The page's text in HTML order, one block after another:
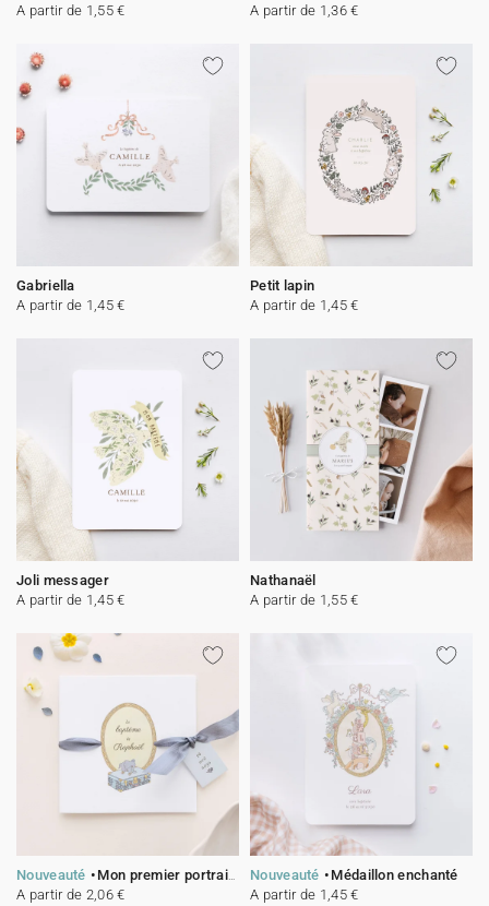
A partir de 1,55 €
A partir de 1,36 €
Gabriella
A partir de 1,45 €
Petit lapin
A partir de 1,45 €
Joli messager
A partir de 1,45 €
Nathanaël
A partir de 1,55 €
Nouveauté
Mon premier portrait - bleu
A partir de 2,06 €
Nouveauté
Médaillon enchanté
A partir de 1,45 €